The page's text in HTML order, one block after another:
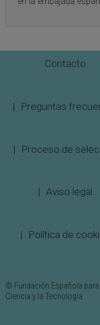
Contacto
Preguntas
Proceso de
Aviso legal
Política de
© Fundación Española para
Ciencia y la Tecnología